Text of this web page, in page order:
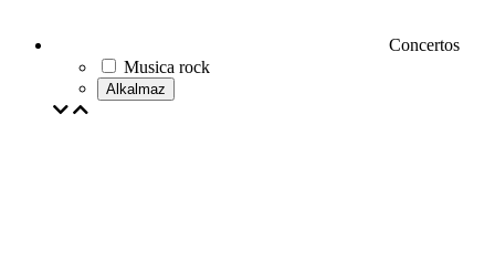
Concertos
Musica rock
Alkalmaz